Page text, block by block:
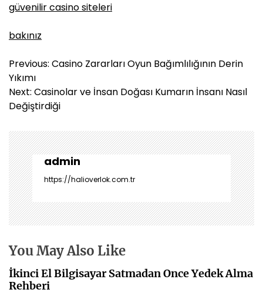
güvenilir casino siteleri
bakınız
Y
a
z
ı
e
z
i
n
m
e
s
Previous: Casino Zararları Oyun Bağımlılığının Derin
Yıkımı
Next: Casinolar ve İnsan Doğası Kumarın İnsanı Nasıl
Değiştirdiği
admin
https://halioverlok.com.tr
You May Also Like
İkinci El Bilgisayar Satmadan Once Yedek Alma
Rehberi